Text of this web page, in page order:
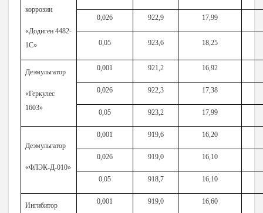
коррозии
«Додиген 4482-
1С»
0,026 922,9 17,99
0,05 923,6 18,25
Деэмульгатор
«Геркулес
1603»
0,001 921,2 16,92
0,026 922,3 17,38
0,05 923,2 17,99
Деэмульгатор
«ФЛЭК-Д-010»
0,001 919,6 16,20
0,026 919,0 16,10
0,05 918,7 16,10
Ингибитор
0,001 919,0 16,60